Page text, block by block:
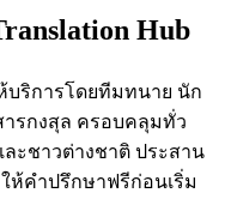
Hub
ห้บริการโดยทีมทนาย นัก
ารกงสุล ครอบคลุมทั่ว
ะชาวต่างชาติ ประสาน
ห้คำปรึกษาฟรีก่อนเริ่ม